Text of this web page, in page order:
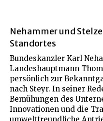
Nehammer und
Standortes
Bundeskanzler Karl
Landeshauptmann
persönlich zur
nach Steyr. In seiner
Bemühungen des
Innovationen und die